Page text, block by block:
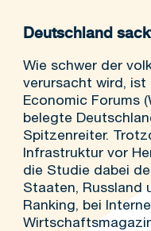
Deutschland
Wie schwer der
verursacht wird, ist
Economic Forums
belegte
Spitzenreiter.
Infrastruktur vor
die Studie dabei
Staaten, Russland
Ranking, bei